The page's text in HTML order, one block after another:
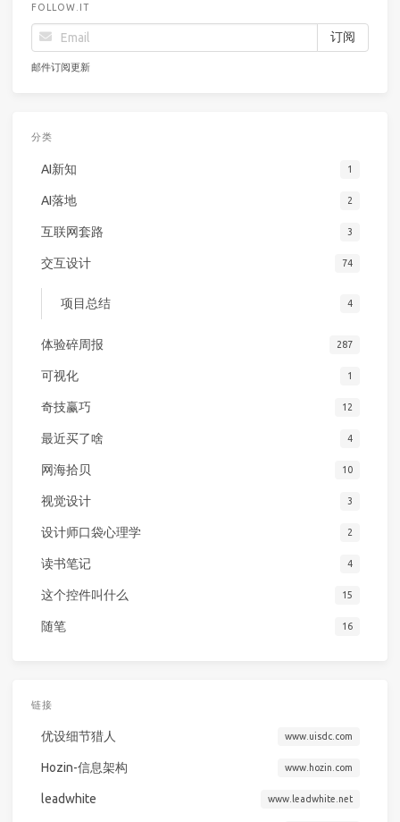
FOLLOW.IT
邮件订阅更新
分类
AI新知 1
AI落地 2
互联网套路 3
交互设计 74
项目总结 4
体验碎周报 287
可视化 1
奇技赢巧 12
最近买了啥 4
网海拾贝 10
视觉设计 3
设计师口袋心理学 2
读书笔记 4
这个控件叫什么 15
随笔 16
链接
优设细节猎人 www.uisdc.com
Hozin-信息架构 www.hozin.com
leadwhite www.leadwhite.net